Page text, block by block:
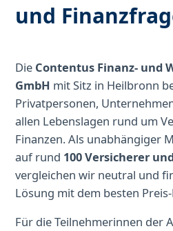
und
Die Contentus Finanz- und
GmbH mit Sitz in Heilbronn
Privatpersonen,
allen Lebenslagen rund um
Finanzen. Als unabhängiger
auf rund 100 Versicherer
vergleichen wir neutral und
Lösung mit dem besten
Für die Teilnehmerinnen der